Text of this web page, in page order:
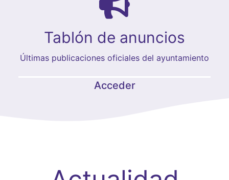
Tablón de anuncios
Últimas publicaciones oficiales del ayuntamiento
Acceder